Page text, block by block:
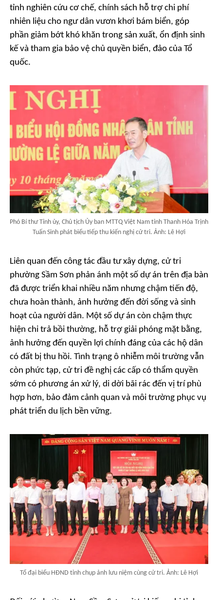
tỉnh nghiên cứu cơ chế, chính sách hỗ trợ chi phí
nhiên liệu cho ngư dân vươn khơi bám biển, góp
phần giảm bớt khó khăn trong sản xuất, ổn định sinh
kế và tham gia bảo vệ chủ quyền biển, đảo của Tổ
quốc.
Phó Bí thư Tỉnh ủy, Chủ tịch Ủy ban MTTQ Việt Nam tỉnh Thanh Hóa Trịnh
Tuấn Sinh phát biểu tiếp thu kiến nghị cử tri. Ảnh: Lê Hợi
Liên quan đến công tác đầu tư xây dựng, cử tri
phường Sầm Sơn phản ánh một số dự án trên địa bàn
đã được triển khai nhiều năm nhưng chậm tiến độ,
chưa hoàn thành, ảnh hưởng đến đời sống và sinh
hoạt của người dân. Một số dự án còn chậm thực
hiện chi trả bồi thường, hỗ trợ giải phóng mặt bằng,
ảnh hưởng đến quyền lợi chính đáng của các hộ dân
có đất bị thu hồi. Tình trạng ô nhiễm môi trường vẫn
còn phức tạp, cử tri đề nghị các cấp có thẩm quyền
sớm có phương án xử lý, di dời bãi rác đến vị trí phù
hợp hơn, bảo đảm cảnh quan và môi trường phục vụ
phát triển du lịch bền vững.
Tổ đại biểu HĐND tỉnh chụp ảnh lưu niệm cùng cử tri. Ảnh: Lê Hợi